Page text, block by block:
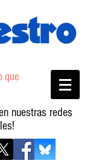
que
nuestras redes